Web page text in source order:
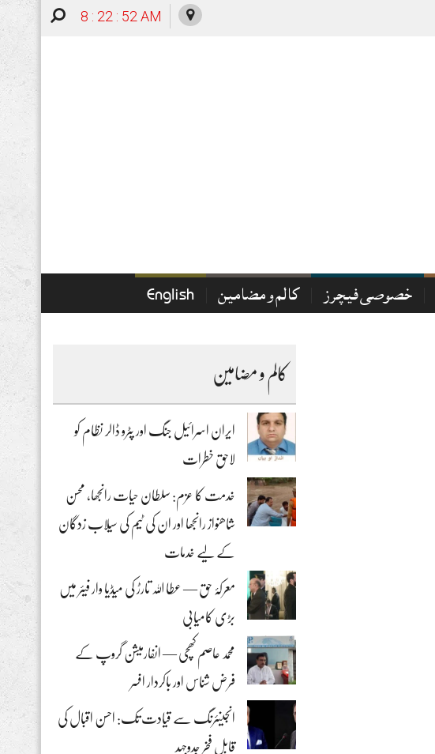
8 : 22 : 53 AM
خصوصی فیچرز کالم و مضامین English
کالم و مضامین
ایران اسرائیل جنگ اور پٹرو ڈالر نظام کو
لاحق خطرات
خدمت کا عزم: سلطان حیات رانجھا، محسن
شاھنواز رانجھا اور ان کی ٹیم کی سیلاب زدگان
کے لیے خدمات
معرکۂ حق — عطا اللہ تارڑ کی میڈیا وار فیئر میں
بڑی کامیابی
محمد عاصم کھچی — انفارمیشن گروپ کے
فرض شناس اور باکردار افسر
انجینئرنگ سے قیادت تک: احسن اقبال کی
قابل فخر جدوجہد